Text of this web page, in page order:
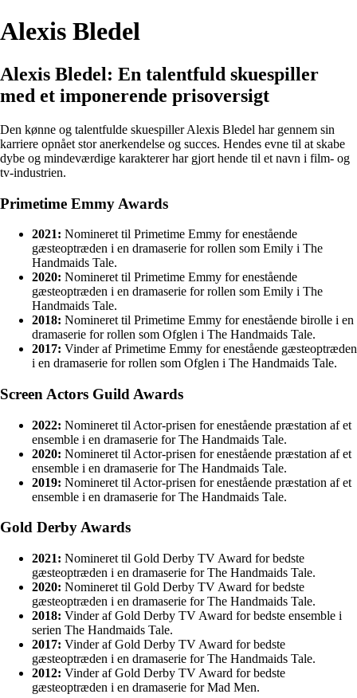
Alexis Bledel
Alexis Bledel: En talentfuld skuespiller
med et imponerende prisoversigt
Den kønne og talentfulde skuespiller Alexis Bledel har gennem sin
karriere opnået stor anerkendelse og succes. Hendes evne til at skabe
dybe og mindeværdige karakterer har gjort hende til et navn i film- og
tv-industrien.
Primetime Emmy Awards
2021: Nomineret til Primetime Emmy for enestående
gæsteoptræden i en dramaserie for rollen som Emily i The
Handmaids Tale.
2020: Nomineret til Primetime Emmy for enestående
gæsteoptræden i en dramaserie for rollen som Emily i The
Handmaids Tale.
2018: Nomineret til Primetime Emmy for enestående birolle i en
dramaserie for rollen som Ofglen i The Handmaids Tale.
2017: Vinder af Primetime Emmy for enestående gæsteoptræden
i en dramaserie for rollen som Ofglen i The Handmaids Tale.
Screen Actors Guild Awards
2022: Nomineret til Actor-prisen for enestående præstation af et
ensemble i en dramaserie for The Handmaids Tale.
2020: Nomineret til Actor-prisen for enestående præstation af et
ensemble i en dramaserie for The Handmaids Tale.
2019: Nomineret til Actor-prisen for enestående præstation af et
ensemble i en dramaserie for The Handmaids Tale.
Gold Derby Awards
2021: Nomineret til Gold Derby TV Award for bedste
gæsteoptræden i en dramaserie for The Handmaids Tale.
2020: Nomineret til Gold Derby TV Award for bedste
gæsteoptræden i en dramaserie for The Handmaids Tale.
2018: Vinder af Gold Derby TV Award for bedste ensemble i
serien The Handmaids Tale.
2017: Vinder af Gold Derby TV Award for bedste
gæsteoptræden i en dramaserie for The Handmaids Tale.
2012: Vinder af Gold Derby TV Award for bedste
gæsteoptræden i en dramaserie for Mad Men.